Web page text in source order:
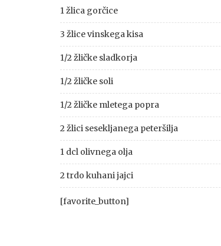
1 žlica gorčice
3 žlice vinskega kisa
1/2 žličke sladkorja
1/2 žličke soli
1/2 žličke mletega popra
2 žlici sesekljanega peteršilja
1 dcl olivnega olja
2 trdo kuhani jajci
[favorite_button]